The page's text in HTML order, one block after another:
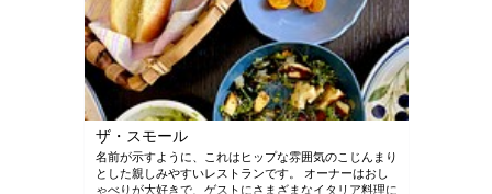
ザ・スモール
名前が示すように、これはヒップな雰囲気のこじんまり
とした親しみやすいレストランです。 オーナーはおし
ゃべりが大好きで、ゲストにさまざまなイタリア料理に